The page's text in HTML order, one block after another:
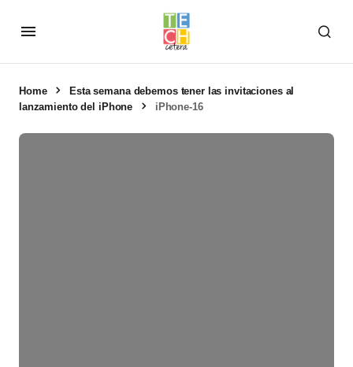
Home
Esta semana debemos tener las invitaciones al
lanzamiento del iPhone
iPhone-16